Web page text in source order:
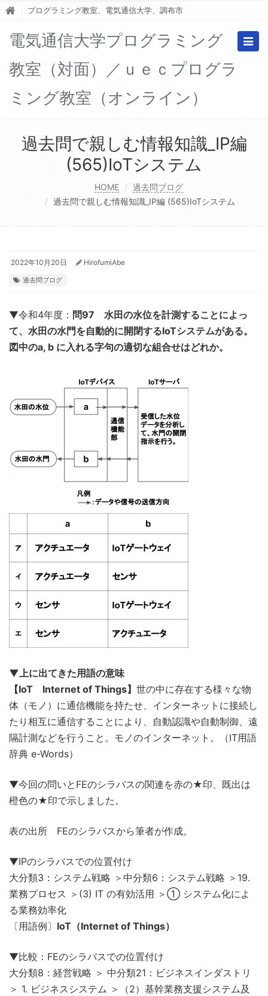
プログラミング教室、電気通信大学、調布市
電気通信大学プログラミング
教室（対面）／ｕｅｃプログラ
ミング教室（オンライン）
過去問で親しむ情報知識_IP編
(565)IoTシステム
HOME
過去問ブログ
過去問で親しむ情報知識_IP編 (565)IoTシステム
2022年10月20日 HirofumiAbe
過去問ブログ
▼令和4年度： 問97 水田の水位を計測することによっ
て、水田の水門を自動的に開閉するIoTシステムがある。
図中のa, b に入れる字句の適切な組合せはどれか。
▼上に出てきた用語の意味
【IoT Internet of Things】 世の中に存在する様々な物
体（モノ）に通信機能を持たせ、インターネットに接続し
たり相互に通信することにより、自動認識や自動制御、遠
隔計測などを行うこと。モノのインターネット。（IT用語
辞典 e-Words）
▼今回の問いとFEのシラバスの関連を赤の★印、既出は
橙色の★印で示しました。
表の出所 FEのシラバスから筆者が作成。
▼IPのシラバスでの位置付け
大分類3：システム戦略 ＞中分類6：システム戦略 ＞19.
業務プロセス ＞(3) IT の有効活用 ＞① システム化によ
る業務効率化
〔用語例〕 IoT（Internet of Things）
▼比較：FEのシラバスでの位置付け
大分類8：経営戦略 ＞ 中分類21：ビジネスインダストリ
＞ 1. ビジネスシステム ＞（2）基幹業務支援システム及